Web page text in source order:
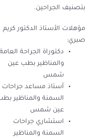
بتصنيف الجراحين.
مؤهلات الأستاذ الدكتور كريم
صبري:
دكتوراة الجراحة العامة
والمناظير بطب عين
شمس
أستاذ مساعد جراحات
السمنة والمناظير
عين شمس
استشاري جراحات
السمنة والمناظير